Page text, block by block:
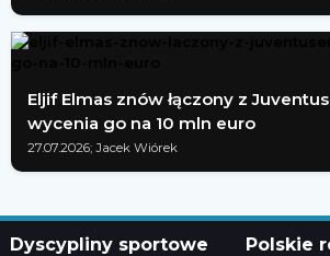
Eljif Elmas znów łączony z
wycenia go na 10 mln euro
27.07.2026; Jacek Wiórek
Dyscypliny sportowe Polskie